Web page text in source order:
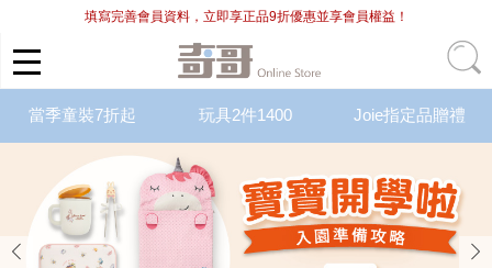
填寫完善會員資料，立即享正品9折優惠並享會員權益！
當季童裝7折起 玩具2件1400 Joie指定品贈禮